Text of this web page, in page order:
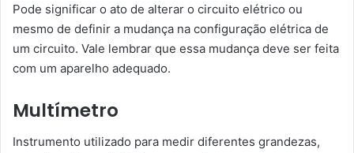
Pode significar o ato de alterar o circuito elétrico ou
mesmo de definir a mudança na configuração elétrica de
um circuito. Vale lembrar que essa mudança deve ser feita
com um aparelho adequado.
Multímetro
Instrumento utilizado para medir diferentes grandezas,